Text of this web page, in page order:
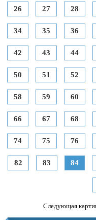
26 27 28
34 35 36
42 43 44
50 51 52
58 59 60
66 67 68
74 75 76
82 83 84
Следующая